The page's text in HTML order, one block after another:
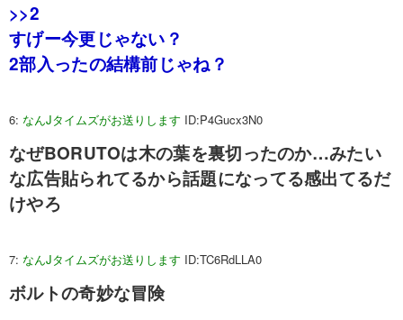
>>2
すげー今更じゃない？
2部入ったの結構前じゃね？
6: なんJタイムズがお送りします ID:P4Gucx3N0
なぜBORUTOは木の葉を裏切ったのか…みたい
な広告貼られてるから話題になってる感出てるだ
けやろ
7: なんJタイムズがお送りします ID:TC6RdLLA0
ボルトの奇妙な冒険